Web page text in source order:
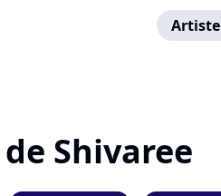
Artiste
Shivaree